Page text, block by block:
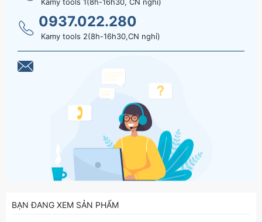
mỡ dính trên cán sau khi sử dụng để tránh trơn trượt
cho lần dùng sau.
Hãy liên hệ với kamytools để biết thêm thông tinh chi
tiết sản phẩm búa thép đầu lục giác cán gỗ 1LB 2LB
3LB 4LB Crossman 68-401 68-402 68-403 68-404
0937.022.280
Kamy tools 2(8h-16h30,CN nghỉ)
BẠN ĐANG XEM SẢN PHẨM